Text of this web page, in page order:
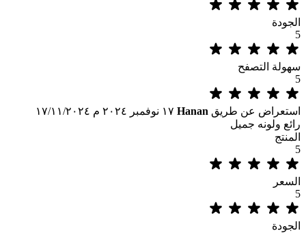
الجودة
5
سهولة التصفح
5
استعراض عن طريق Hanan ١٧ نوفمبر ٢٠٢٤ م
١٧/١١/٢٠٢٤
رائع ولونه جميل
المنتج
5
السعر
5
الجودة